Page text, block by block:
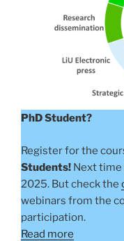
PhD Student?
Register for the
Students! Next time
2025. But check the
webinars from the
participation.
Read more